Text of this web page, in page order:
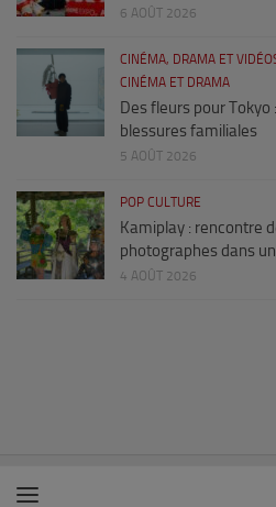
6 AOÛT 2026
CINÉMA, DRAMA ET
CINÉMA ET DRAMA
Des fleurs pour
blessures familiales
5 AOÛT 2026
POP CULTURE
Kamiplay : rencontre
photographes dans
4 AOÛT 2026